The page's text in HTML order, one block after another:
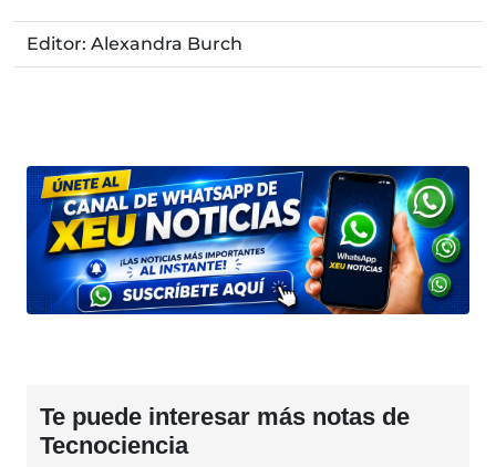
Editor: Alexandra Burch
Te puede interesar más notas de
Tecnociencia